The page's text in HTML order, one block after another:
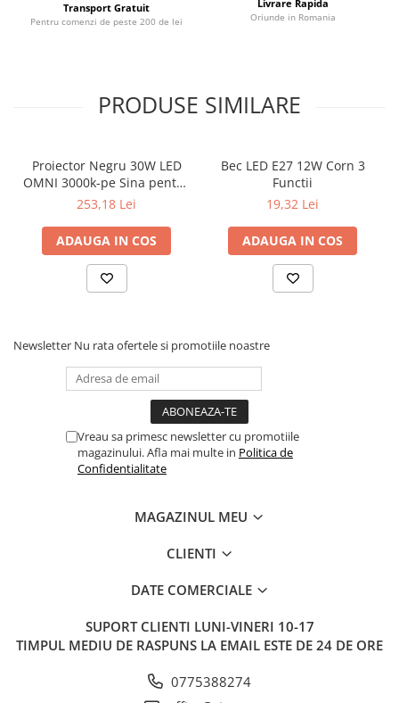
Transport Gratuit
Pentru comenzi de peste 200 de lei
Livrare Rapida
Oriunde in Romania
PRODUSE SIMILARE
Proiector Negru 30W LED
OMNI 3000k-pe Sina pentru
Display Magazin
253,18 Lei
ADAUGA IN COS
Bec LED E27 12W Corn 3
Functii
19,32 Lei
ADAUGA IN COS
Newsletter Nu rata ofertele si promotiile noastre
Vreau sa primesc newsletter cu promotiile
magazinului. Afla mai multe in Politica de
Confidentialitate
MAGAZINUL MEU
CLIENTI
DATE COMERCIALE
SUPORT CLIENTI LUNI-VINERI 10-17
TIMPUL MEDIU DE RASPUNS LA EMAIL ESTE DE 24 DE ORE
0775388274